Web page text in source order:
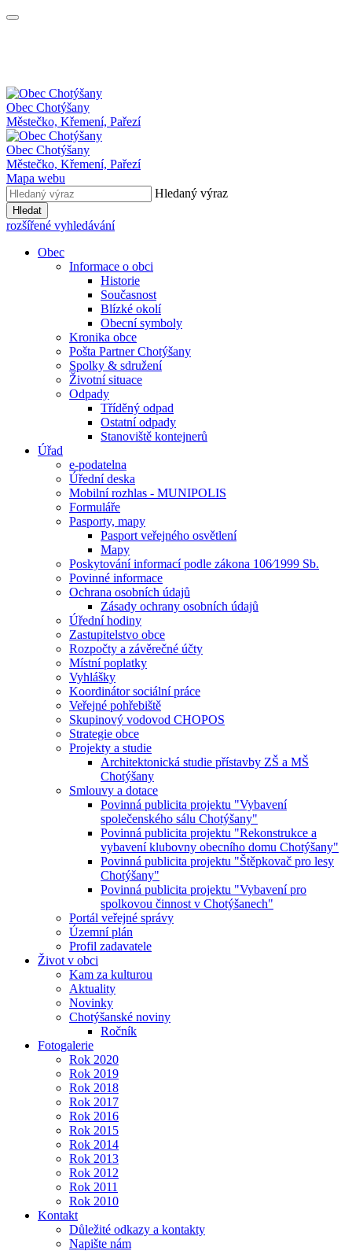
Obec Chotýšany
Městečko, Křemení, Pařezí
Obec Chotýšany
Městečko, Křemení, Pařezí
Mapa webu
Hledaný výraz
Hledat
rozšířené vyhledávání
Obec
Informace o obci
Historie
Současnost
Blízké okolí
Obecní symboly
Kronika obce
Pošta Partner Chotýšany
Spolky & sdružení
Životní situace
Odpady
Tříděný odpad
Ostatní odpady
Stanoviště kontejnerů
Úřad
e-podatelna
Úřední deska
Mobilní rozhlas - MUNIPOLIS
Formuláře
Pasporty, mapy
Pasport veřejného osvětlení
Mapy
Poskytování informací podle zákona 106⁄1999 Sb.
Povinné informace
Ochrana osobních údajů
Zásady ochrany osobních údajů
Úřední hodiny
Zastupitelstvo obce
Rozpočty a závěrečné účty
Místní poplatky
Vyhlášky
Koordinátor sociální práce
Veřejné pohřebiště
Skupinový vodovod CHOPOS
Strategie obce
Projekty a studie
Architektonická studie přístavby ZŠ a MŠ
Chotýšany
Smlouvy a dotace
Povinná publicita projektu "Vybavení
společenského sálu Chotýšany"
Povinná publicita projektu "Rekonstrukce a
vybavení klubovny obecního domu Chotýšany"
Povinná publicita projektu "Štěpkovač pro lesy
Chotýšany"
Povinná publicita projektu "Vybavení pro
spolkovou činnost v Chotýšanech"
Portál veřejné správy
Územní plán
Profil zadavatele
Život v obci
Kam za kulturou
Aktuality
Novinky
Chotýšanské noviny
Ročník
Fotogalerie
Rok 2020
Rok 2019
Rok 2018
Rok 2017
Rok 2016
Rok 2015
Rok 2014
Rok 2013
Rok 2012
Rok 2011
Rok 2010
Kontakt
Důležité odkazy a kontakty
Napište nám